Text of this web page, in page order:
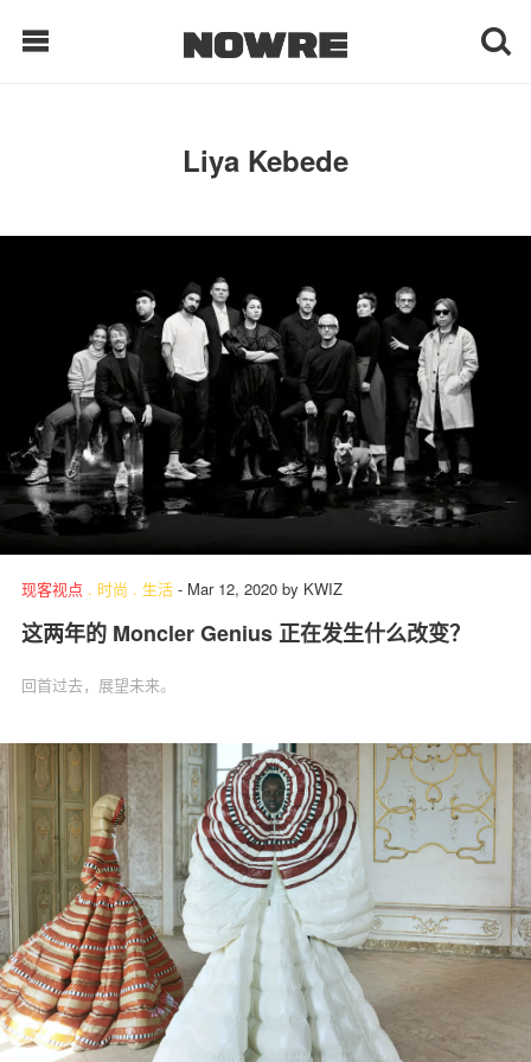
每日鲜榨
每日栏目
时 尚
球 鞋
生 活
科 技
Liya Kebede
现客视点 . 时尚 . 生活 - Mar 12, 2020 by KWIZ
这两年的 Moncler Genius 正在发生什么改变？
回首过去，展望未来。